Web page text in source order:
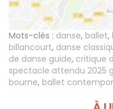
Mots-clés : danse, ballet,
billancourt, danse
de danse guide, critique
spectacle attendu 2025
bourne, ballet